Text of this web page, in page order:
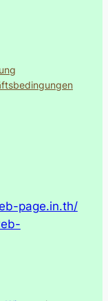
page.in.th/